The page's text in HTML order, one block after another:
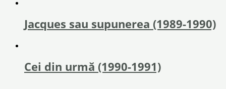
Jacques sau supunerea (1989-1990)
Cei din urmă (1990-1991)